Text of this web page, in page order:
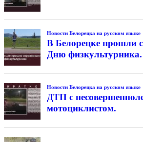
Новости Белорецка на русском языке
В Белорецке прошли
Дню физкультурника.
Новости Белорецка на русском языке
ДТП с
мотоциклистом.